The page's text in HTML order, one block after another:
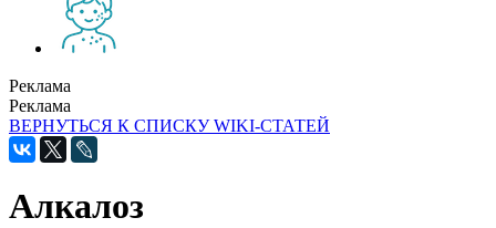
Реклама
Реклама
ВЕРНУТЬСЯ К СПИСКУ WIKI-СТАТЕЙ
Алкалоз